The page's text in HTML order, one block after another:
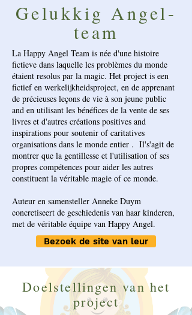
Gelukkig Angel-
team
La Happy Angel Team is née d'une histoire
fictieve dans laquelle les problèmes du monde
étaient resolus par la magic. Het project is een
fictief en werkelijkheidsproject, en de apprenant
de précieuses leçons de vie à son jeune public
and en utilisant les bénéfices de la vente de ses
livres et d'autres créations positives and
inspirations pour soutenir of caritatives
organisations dans le monde entier . Il's'agit de
montrer que la gentillesse et l'utilisation of ses
propres compétences pour aider les autres
constituent la véritable magie of ce monde.
Auteur en samensteller Anneke Duym
concretiseert de geschiedenis van haar kinderen,
met de véritable équipe van Happy Angel.
Bezoek de site van leur
Doelstellingen van het
project